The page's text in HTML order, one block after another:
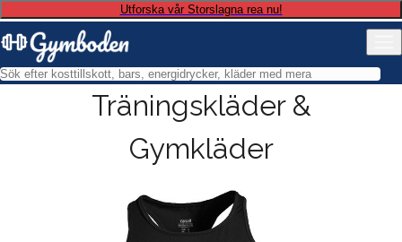
Utforska vår Storslagna rea nu!
Träningskläder &
Gymkläder